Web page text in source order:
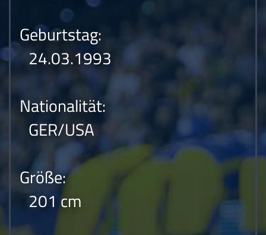
Geburtstag:
24.03.1993
Nationalität:
GER/USA
Größe:
201 cm